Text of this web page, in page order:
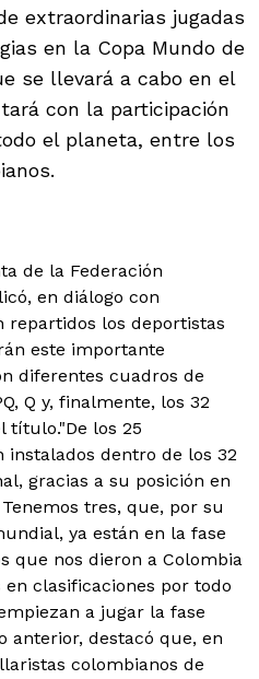
extraordinarias jugadas
en la Copa Mundo de
se llevará a cabo en el
con la participación
el planeta, entre los
de la Federación
en diálogo con
repartidos los deportistas
este importante
diferentes cuadros de
Q y, finalmente, los 32
título."De los 25
instalados dentro de los 32
gracias a su posición en
tres, que, por su
ya están en la fase
que nos dieron a Colombia
clasificaciones por todo
a jugar la fase
anterior, destacó que, en
colombianos de